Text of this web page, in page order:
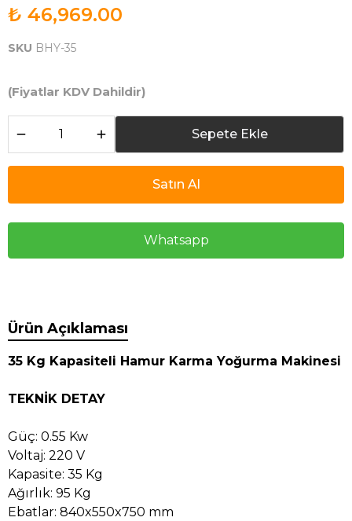
₺ 46,969.00
SKU BHY-35
(Fiyatlar KDV Dahildir)
Sepete Ekle
Satın Al
Whatsapp
Ürün Açıklaması
35 Kg Kapasiteli Hamur Karma Yoğurma Makinesi
TEKNİK DETAY
Güç: 0.55 Kw
Voltaj: 220 V
Kapasite: 35 Kg
Ağırlık: 95 Kg
Ebatlar: 840x550x750 mm